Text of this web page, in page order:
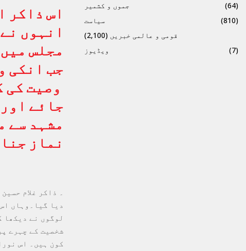
اس ذاکر
انہوں
مجلس
جب انکی
وصیت کی
جائے
مشہد سے
نماز
۔ ذاکر غلام
دیا گیا۔وہاں
لوگوں نے دیکھا
شخصیت کے چہرے
کون ہیں۔ اس
جموں و کشمیر
(64)
سیاست
(810)
قومی و عالمی خبریں (2,100)
ویڈیوز
(7)